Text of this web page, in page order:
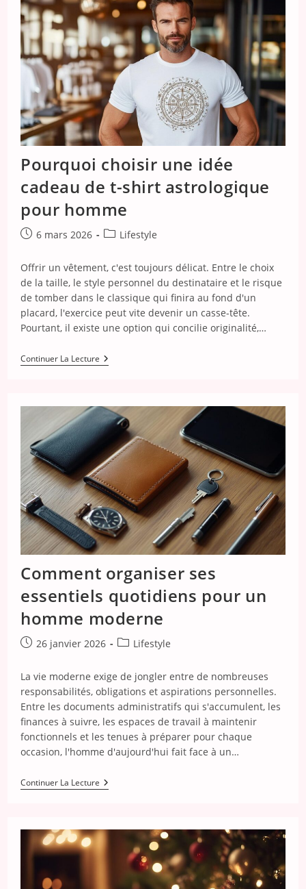
Elliptique
David
Douillet
:
Un
Concentré
De
Confort
Pour
Vos
Séances
Pourquoi choisir une idée
cadeau de t-shirt astrologique
pour homme
Publication
6 mars 2026
PostLifestyle
Offrir un vêtement, c'est toujours délicat. Entre le choix
de la taille, le style personnel du destinataire et le risque
de tomber dans le classique qui finira au fond d'un
placard, l'exercice peut vite devenir un casse-tête.
Pourtant, il existe une option qui concilie originalité,…
Continuer La LecturePourquoi
Choisir
De
T-
Shirt
Astrologique
Pour
Homme
Comment organiser ses
essentiels quotidiens pour un
homme moderne
Publication
26 janvier 2026
PostLifestyle
La vie moderne exige de jongler entre de nombreuses
responsabilités, obligations et aspirations personnelles.
Entre les documents administratifs qui s'accumulent, les
finances à suivre, les espaces de travail à maintenir
fonctionnels et les tenues à préparer pour chaque
occasion, l'homme d'aujourd'hui fait face à un…
Continuer La LectureComment
Organiser
Pour
Homme
Moderne